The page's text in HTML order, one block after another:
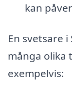
kan
En svetsare
många olika
exempelvis: